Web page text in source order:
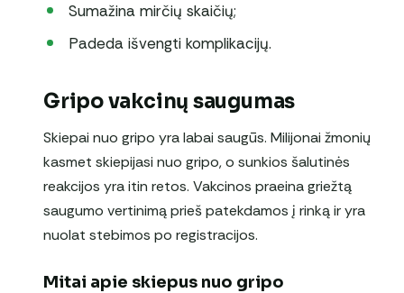
Sumažina mirčių skaičių;
Padeda išvengti komplikacijų.
Gripo vakcinų saugumas
Skiepai nuo gripo yra labai saugūs. Milijonai žmonių
kasmet skiepijasi nuo gripo, o sunkios šalutinės
reakcijos yra itin retos. Vakcinos praeina griežtą
saugumo vertinimą prieš patekdamos į rinką ir yra
nuolat stebimos po registracijos.
Mitai apie skiepus nuo gripo